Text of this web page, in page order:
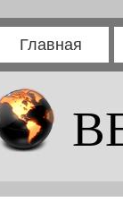
Главная